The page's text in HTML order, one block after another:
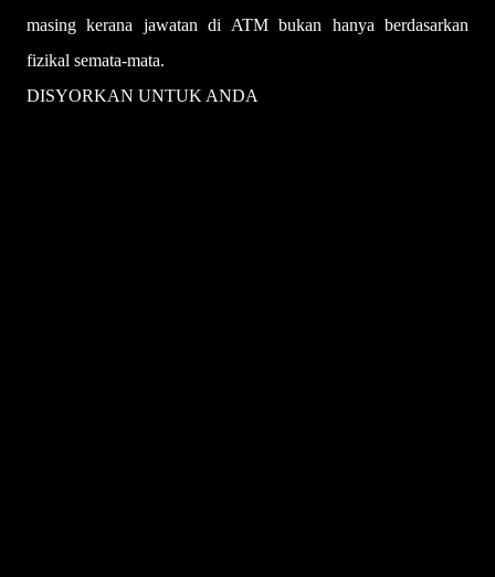
masing kerana jawatan di ATM bukan hanya berdasarkan
fizikal semata-mata.
DISYORKAN UNTUK ANDA